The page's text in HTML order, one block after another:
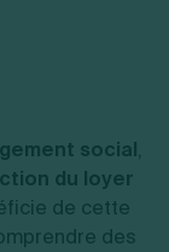
social,
du loyer
de cette
des